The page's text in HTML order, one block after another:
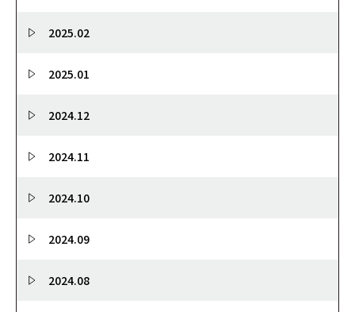
2025.02
2025.01
2024.12
2024.11
2024.10
2024.09
2024.08